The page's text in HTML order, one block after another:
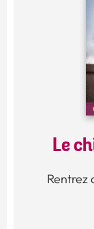
Le
Rentrez